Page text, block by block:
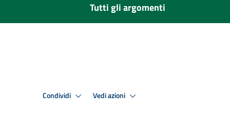
Tutti gli argomenti
Condividi Vedi azioni